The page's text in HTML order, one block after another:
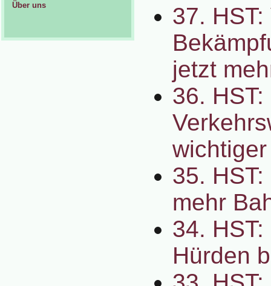
37.
jetzt
36.
35.
mehr
34.
Hürden
Über uns